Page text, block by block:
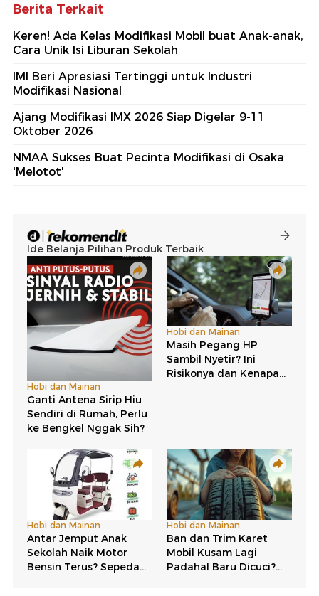
Berita Terkait
Keren! Ada Kelas Modifikasi Mobil buat Anak-anak,
Cara Unik Isi Liburan Sekolah
IMI Beri Apresiasi Tertinggi untuk Industri
Modifikasi Nasional
Ajang Modifikasi IMX 2026 Siap Digelar 9-11
Oktober 2026
NMAA Sukses Buat Pecinta Modifikasi di Osaka
'Melotot'